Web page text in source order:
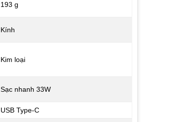
193 g
Kính
Kim loại
Sạc nhanh 33W
USB Type-C